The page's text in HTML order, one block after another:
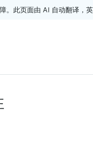
。此页面由 AI 自动翻译，